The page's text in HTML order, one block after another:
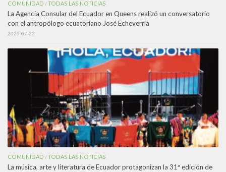
COMUNIDAD /TODAS LAS NOTICIAS
La Agencia Consular del Ecuador en Queens realizó un conversatorio
con el antropólogo ecuatoriano José Echeverría
2026-07-22
COMUNIDAD /TODAS LAS NOTICIAS
La música, arte y literatura de Ecuador protagonizan la 31ª edición de